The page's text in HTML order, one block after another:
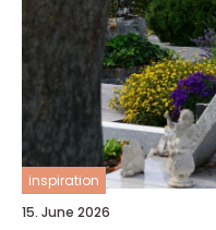
inspiration
15. June 2026